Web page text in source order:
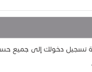
تسجيل دخولك إلى جميع